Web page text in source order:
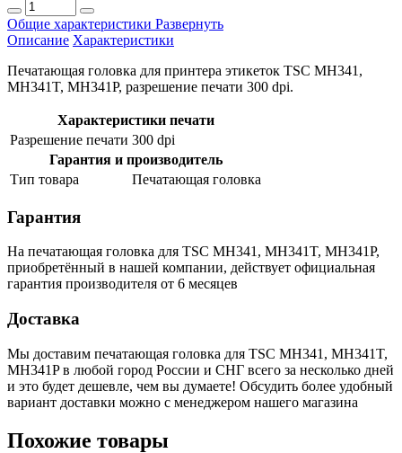
Общие характеристики Развернуть
Описание Характеристики
Печатающая головка для принтера этикеток TSC MH341,
MH341T, MH341P, разрешение печати 300 dpi.
Характеристики печати
Разрешение печати 300 dpi
Гарантия и производитель
Тип товара
Печатающая головка
Гарантия
На печатающая головка для TSC MH341, MH341T, MH341P,
приобретённый в нашей компании, действует официальная
гарантия производителя от 6 месяцев
Доставка
Мы доставим печатающая головка для TSC MH341, MH341T,
MH341P в любой город России и СНГ всего за несколько дней
и это будет дешевле, чем вы думаете! Обсудить более удобный
вариант доставки можно с менеджером нашего магазина
Похожие товары